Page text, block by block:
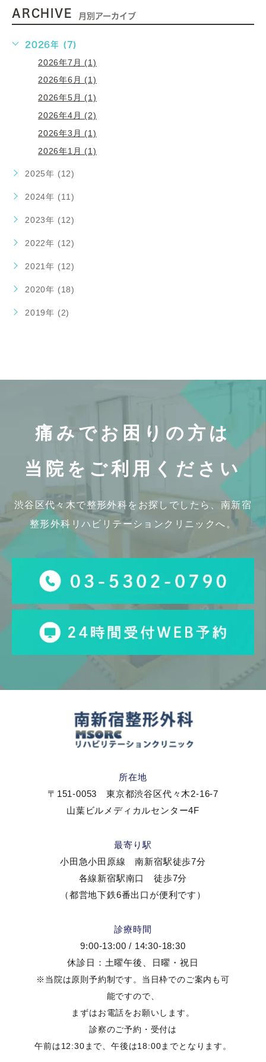
ARCHIVE 月別アーカイブ
2026年 (7)
2026年7月 (1)
2026年6月 (1)
2026年5月 (1)
2026年4月 (2)
2026年3月 (1)
2026年1月 (1)
2025年 (12)
2024年 (11)
2023年 (12)
2022年 (12)
2021年 (12)
2020年 (18)
2019年 (2)
痛みでお困りの方は
当院をご利用ください
渋谷区代々木で整形外科をお探しでしたら、 南新宿
整形外科リハビリテーションクリニックへ。
所在地
〒151-0053 東京都渋谷区代々木2-16-7
山葉ビルメディカルセンター4F
最寄り駅
小田急小田原線 南新宿駅徒歩7分
各線新宿駅南口 徒歩7分
（都営地下鉄6番出口が便利です）
診療時間
9:00-13:00 / 14:30-18:30
休診日：土曜午後、日曜・祝日
※当院は原則予約制です。当日枠でのご案内も可
能ですので、
まずはお電話をお願いします。
診察のご予約・受付は
午前は12:30まで、午後は18:00までとなります。